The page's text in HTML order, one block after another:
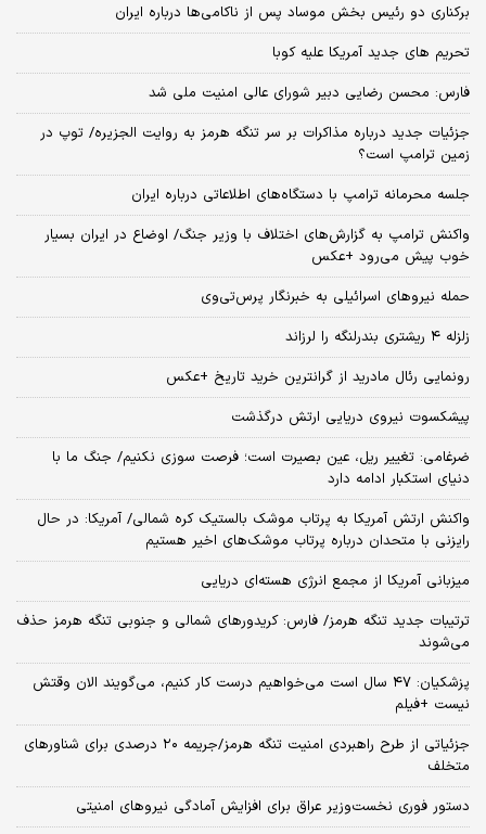
برکناری دو رئیس بخش موساد پس از ناکامی‌ها درباره ایران
تحریم های جدید آمریکا علیه کوبا
فارس: محسن رضایی دبیر شورای عالی امنیت ملی شد
جزئیات جدید درباره مذاکرات بر سر تنگه هرمز به روایت الجزیره/ توپ در
زمین ترامپ است؟
جلسه محرمانه ترامپ با دستگاه‌های اطلاعاتی درباره ایران
واکنش ترامپ به گزارش‌های اختلاف با وزیر جنگ/ اوضاع در ایران بسیار
خوب پیش می‌رود +عکس
حمله نیروهای اسرائیلی به خبرنگار پرس‌تی‌وی
زلزله ۴ ریشتری بندرلنگه را لرزاند
رونمایی رئال مادرید از گرانترین خرید تاریخ +عکس
پیشکسوت نیروی دریایی ارتش درگذشت
ضرغامی: تغییر ریل، عین بصیرت است؛ فرصت سوزی نکنیم/ جنگ ما با
دنیای استکبار ادامه دارد
واکنش ارتش آمریکا به پرتاب موشک بالستیک کره شمالی/ آمریکا: در حال
رایزنی با متحدان درباره پرتاب موشک‌های اخیر هستیم
میزبانی آمریکا از مجمع انرژی هسته‌ای دریایی
ترتیبات جدید تنگه هرمز/ فارس: کریدورهای شمالی و جنوبی تنگه هرمز حذف
می‌شوند
پزشکیان: ۴۷ سال است می‌خواهیم درست کار کنیم، می‌گویند الان وقتش
نیست +فیلم
جزئیاتی از طرح راهبردی امنیت تنگه هرمز/جریمه ۲۰ درصدی برای شناورهای
متخلف
دستور فوری نخست‌وزیر عراق برای افزایش آمادگی نیروهای امنیتی